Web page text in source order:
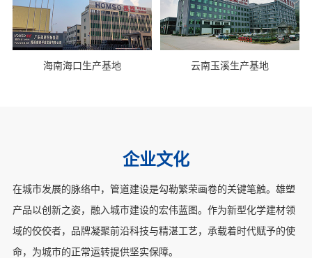
海南海口生产基地 云南玉溪生产基地
企业文化
在城市发展的脉络中，管道建设是勾勒繁荣画卷的关键笔触。雄塑
产品以创新之姿，融入城市建设的宏伟蓝图。作为新型化学建材领
域的佼佼者，品牌凝聚前沿科技与精湛工艺，承载着时代赋予的使
命，为城市的正常运转提供坚实保障。